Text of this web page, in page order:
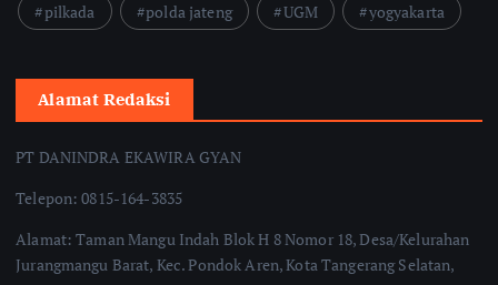
pilkada
polda jateng UGM yogyakarta
Alamat Redaksi
PT DANINDRA EKAWIRA GYAN
Telepon: 0815-164-3835
Alamat: Taman Mangu Indah Blok H 8 Nomor 18, Desa/Kelurahan
Jurangmangu Barat, Kec. Pondok Aren, Kota Tangerang Selatan,